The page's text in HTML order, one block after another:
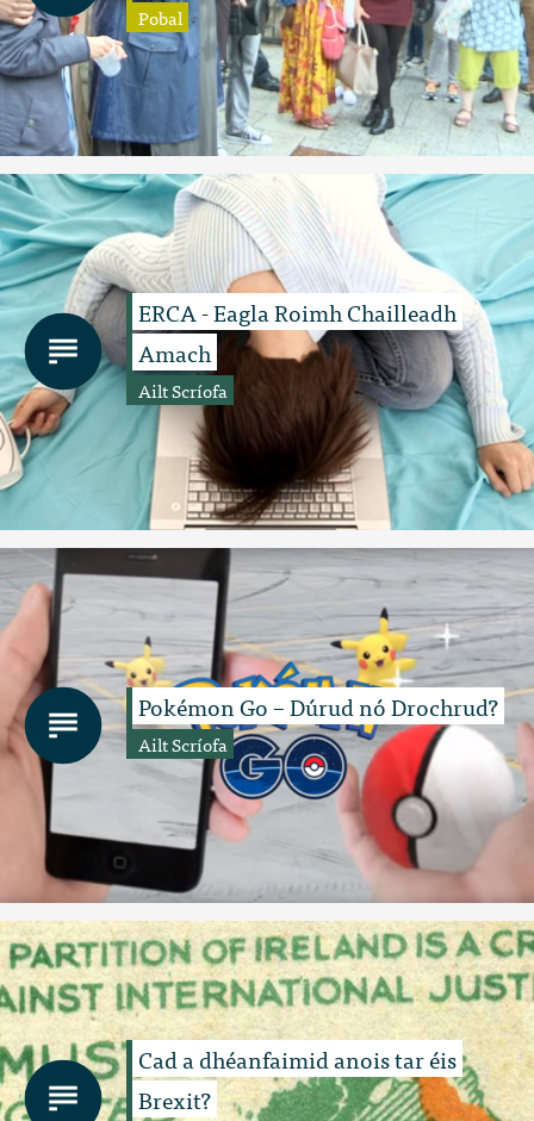
Pobal
ERCA - Eagla Roimh Chailleadh
Amach
Ailt Scríofa
Pokémon Go – Dúrud nó Drochrud?
Ailt Scríofa
Cad a dhéanfaimid anois tar éis
Brexit?